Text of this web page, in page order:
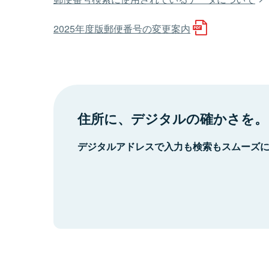
2025年度版郵便番号の変更案内
住所に、デジタルの確かさを。
デジタルアドレスで入力も検索もスムーズ